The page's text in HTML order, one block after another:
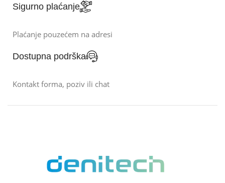
Sigurno plaćanje
Plaćanje pouzećem na adresi
Dostupna podrška
Kontakt forma, poziv ili chat